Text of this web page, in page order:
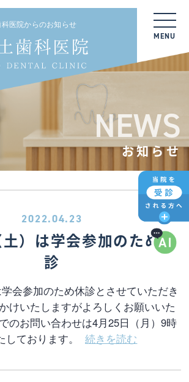
医院からのお知らせ
MENU
NEWS
お知らせ
2022.04.23
）は学会参加のため休
診
会参加のため休診とさせていただき
けいたしますがよろしくお願いいた
のお問い合わせは4月25日（月）9時
しております。続きを読む